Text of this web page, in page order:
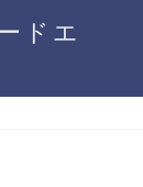
ドエ